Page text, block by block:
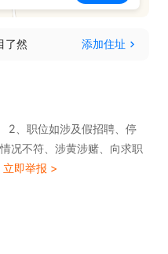
了然 添加住址
2、职位如涉及假招聘、停
况不符、涉黄涉赌、向求职
立即举报 >